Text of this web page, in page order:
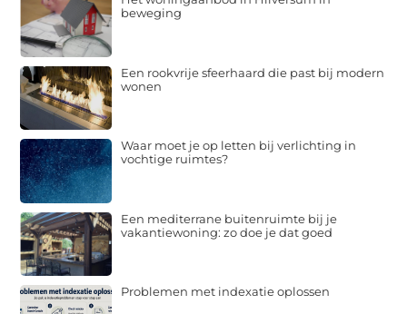
beweging
Een rookvrije sfeerhaard die past bij modern
wonen
Waar moet je op letten bij verlichting in
vochtige ruimtes?
Een mediterrane buitenruimte bij je
vakantiewoning: zo doe je dat goed
Problemen met indexatie oplossen